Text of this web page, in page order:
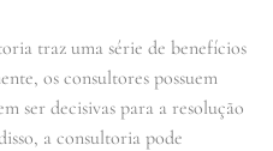
traz uma série de benefícios
os consultores possuem
ser decisivas para a resolução
a consultoria pode